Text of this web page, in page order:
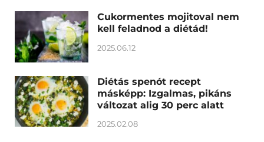
Cukormentes mojitoval nem
kell feladnod a diétád!
2025.06.12
Diétás spenót recept
másképp: Izgalmas, pikáns
változat alig 30 perc alatt
2025.02.08